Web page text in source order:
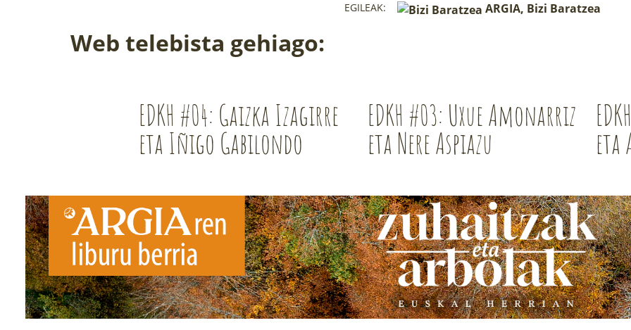
EGILEAK: ARGIA, Bizi Baratzea
Web telebista gehiago:
EDKH #04: Gaizka Izagirre
eta Iñigo Gabilondo
EDKH #03: Uxue Amonarriz
eta Nere Aspiazu eta